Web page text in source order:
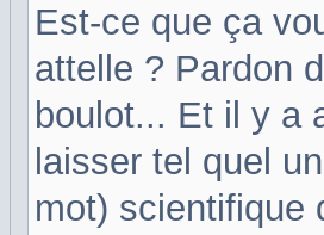
Est-ce que ça
attelle ? Pardon
boulot... Et il y a
laisser tel quel
mot) scientifique